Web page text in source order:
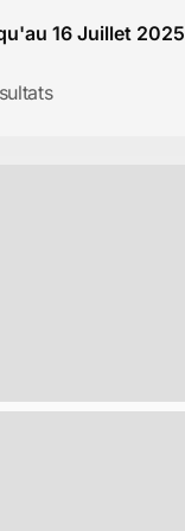
16 Juillet 2025